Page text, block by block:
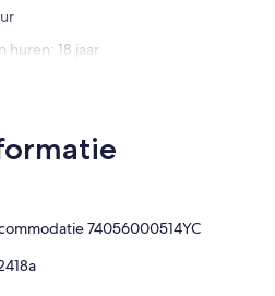
18 jaar
74056000514YC